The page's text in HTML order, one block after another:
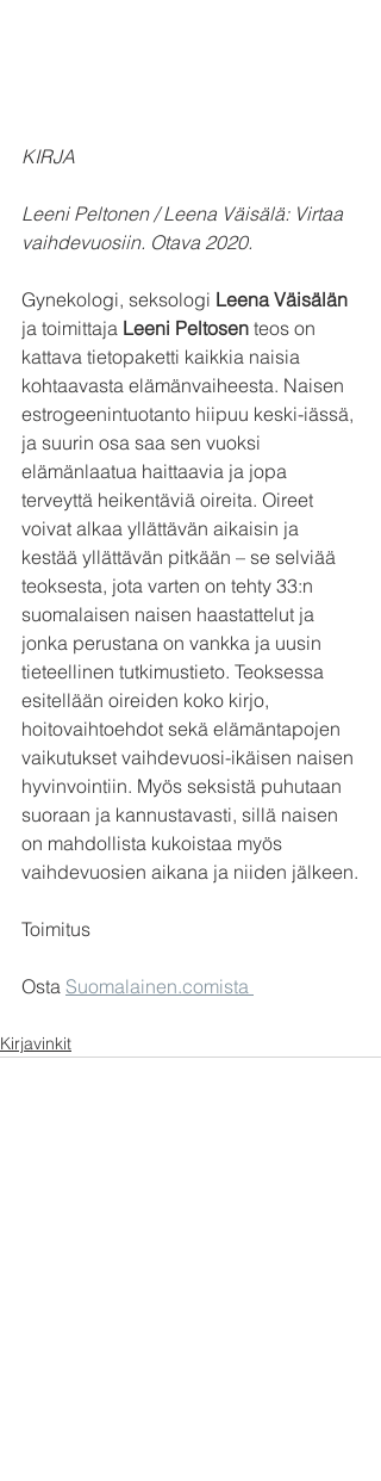
KIRJA
Leeni Peltonen / Leena Väisälä: Virtaa
vaihdevuosiin. Otava 2020.
Gynekologi, seksologi Leena Väisälän
ja toimittaja Leeni Peltosen teos on
kattava tietopaketti kaikkia naisia
kohtaavasta elämänvaiheesta. Naisen
estrogeenintuotanto hiipuu keski-iässä,
ja suurin osa saa sen vuoksi
elämänlaatua haittaavia ja jopa
terveyttä heikentäviä oireita. Oireet
voivat alkaa yllättävän aikaisin ja
kestää yllättävän pitkään – se selviää
teoksesta, jota varten on tehty 33:n
suomalaisen naisen haastattelut ja
jonka perustana on vankka ja uusin
tieteellinen tutkimustieto. Teoksessa
esitellään oireiden koko kirjo,
hoitovaihtoehdot sekä elämäntapojen
vaikutukset vaihdevuosi-ikäisen naisen
hyvinvointiin. Myös seksistä puhutaan
suoraan ja kannustavasti, sillä naisen
on mahdollista kukoistaa myös
vaihdevuosien aikana ja niiden jälkeen.
Toimitus
Osta Suomalainen.comista
Kirjavinkit